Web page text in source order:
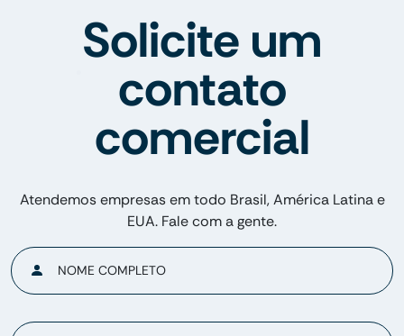
Solicite um
contato
comercial
Atendemos empresas em todo Brasil, América Latina e
EUA. Fale com a gente.
NOME COMPLETO